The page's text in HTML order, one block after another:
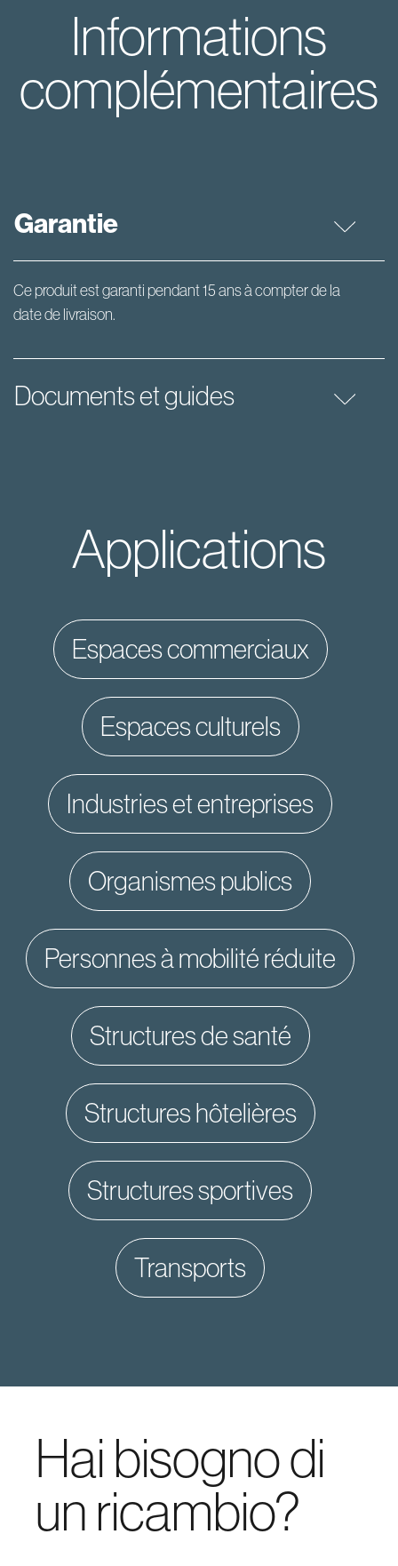
Informations
complémentaires
Garantie
Ce produit est garanti pendant 15 ans à compter de la
date de livraison.
Documents et guides
Applications
espaces commerciaux
espaces culturels
industries et entreprises
organismes publics
personnes à mobilité réduite
structures de santé
structures hôtelières
structures sportives
transports
Hai bisogno di
un ricambio?